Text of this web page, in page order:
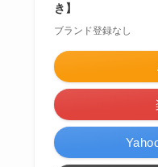
き】
ブランド登録なし